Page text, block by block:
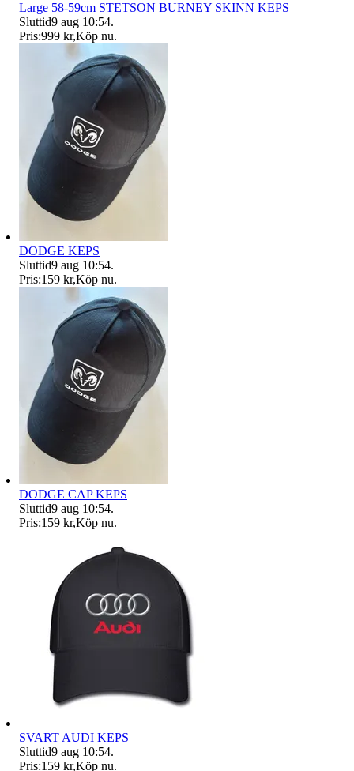
Large 58-59cm STETSON BURNEY SKINN KEPS
Sluttid9 aug 10:54.
Pris:999 kr,Köp nu.
DODGE KEPS
Sluttid9 aug 10:54.
Pris:159 kr,Köp nu.
DODGE CAP KEPS
Sluttid9 aug 10:54.
Pris:159 kr,Köp nu.
SVART AUDI KEPS
Sluttid9 aug 10:54.
Pris:159 kr,Köp nu.